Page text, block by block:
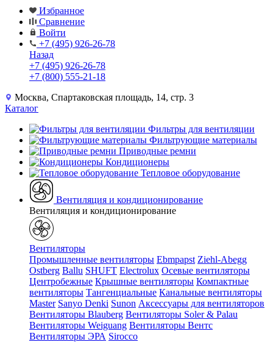
Избранное
Сравнение
Войти
+7 (495) 926-26-78
Назад
+7 (495) 926-26-78
+7 (800) 555-21-18
Москва, Спартаковская площадь, 14, стр. 3
Каталог
Фильтры для вентиляции
Фильтрующие материалы
Приводные ремни
Кондиционеры
Тепловое оборудование
Вентиляция и кондиционирование
Вентиляция и кондиционирование
Вентиляторы
Промышленные вентиляторы Ebmpapst Ziehl-Abegg
Ostberg Ballu SHUFT Electrolux Осевые вентиляторы
Центробежные Крышные вентиляторы Компактные
вентиляторы Тангенциальные Канальные вентиляторы
Master Sanyo Denki Sunon Аксессуары для вентиляторов
Вентиляторы Blauberg Вентиляторы Soler & Palau
Вентиляторы Weiguang Вентиляторы Вентс
Вентиляторы ЭРА Sirocco